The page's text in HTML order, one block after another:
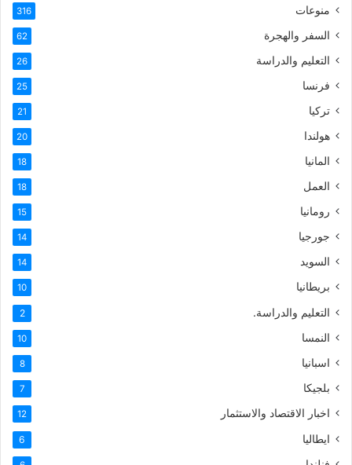
منوعات 316
السفر والهجرة 62
التعليم والدراسة 26
فرنسا 25
تركيا 21
هولندا 20
المانيا 18
العمل 18
رومانيا 15
جورجيا 14
السويد 14
بريطانيا 10
التعليم والدراسة. 2
النمسا 10
اسبانيا 8
بلجيكا 7
اخبار الاقتصاد والاستثمار 12
ايطاليا 6